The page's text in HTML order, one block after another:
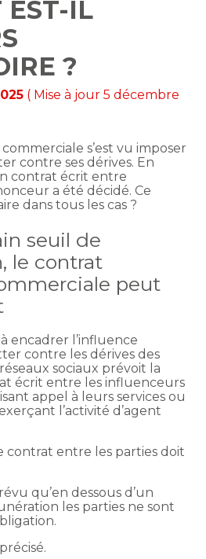
EST-IL
?
( Mise à jour 5 décembre
s’est vu imposer
contre ses dérives. En
contrat écrit entre
a été décidé. Ce
dans tous les cas ?
seuil de
le contrat
peut
encadrer l’influence
contre les dérives des
sociaux prévoit la
écrit entre les influenceurs
appel à leurs services ou
l’activité d’agent
contrat entre les parties doit
qu’en dessous d’un
les parties ne sont